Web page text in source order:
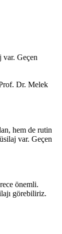
var. Geçen
Dr. Melek
hem de rutin
var. Geçen
önemli.
görebiliriz.